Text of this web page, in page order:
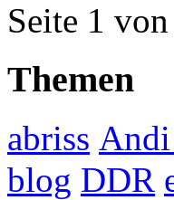
Seite 1
Themen
abriss
blog DDR